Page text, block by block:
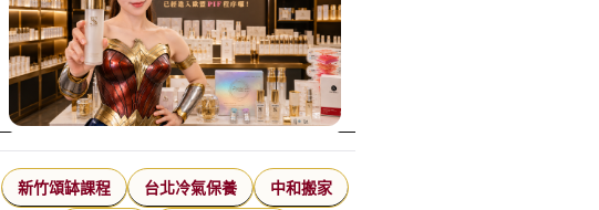
新竹頌缽課程 台北冷氣保養 中和搬家